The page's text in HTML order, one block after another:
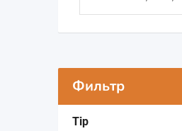
Фильтр
Tip